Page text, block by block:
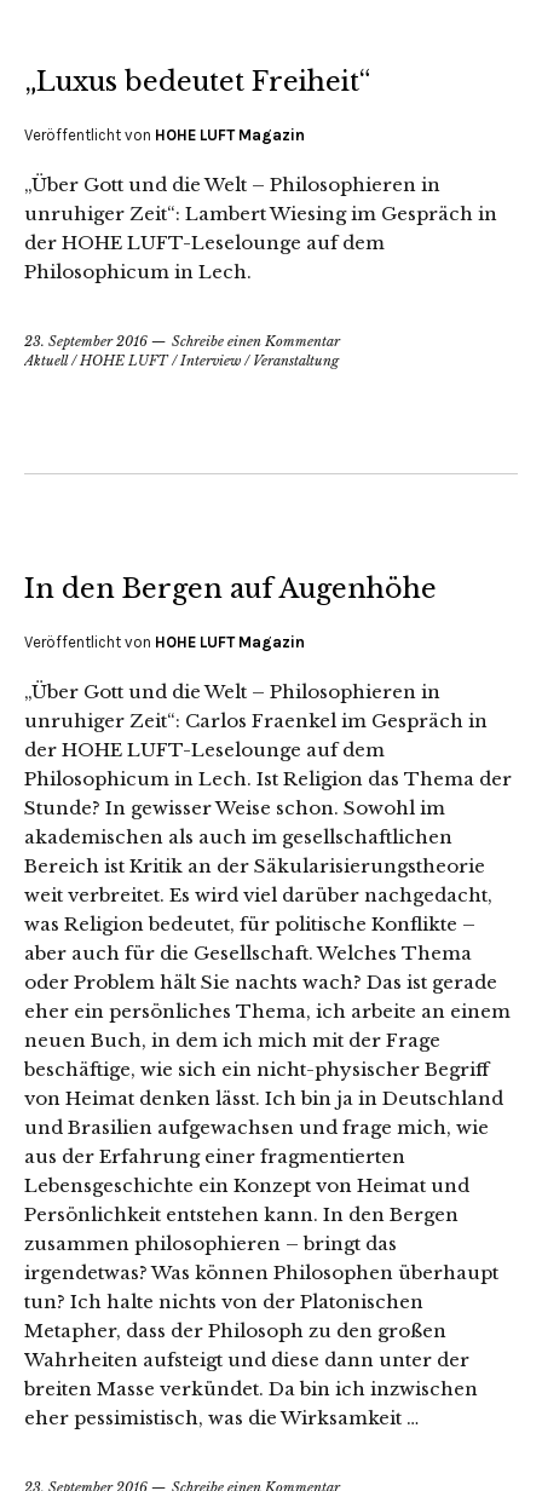
„Luxus bedeutet Freiheit“
Veröffentlicht von HOHE LUFT Magazin
„Über Gott und die Welt – Philosophieren in
unruhiger Zeit“: Lambert Wiesing im Gespräch in
der HOHE LUFT-Leselounge auf dem
Philosophicum in Lech.
23. September 2016
Schreibe einen Kommentar
Aktuell/HOHE LUFT/Interview / Veranstaltung
In den Bergen auf Augenhöhe
Veröffentlicht von HOHE LUFT Magazin
„Über Gott und die Welt – Philosophieren in
unruhiger Zeit“: Carlos Fraenkel im Gespräch in
der HOHE LUFT-Leselounge auf dem
Philosophicum in Lech. Ist Religion das Thema der
Stunde? In gewisser Weise schon. Sowohl im
akademischen als auch im gesellschaftlichen
Bereich ist Kritik an der Säkularisierungstheorie
weit verbreitet. Es wird viel darüber nachgedacht,
was Religion bedeutet, für politische Konflikte –
aber auch für die Gesellschaft. Welches Thema
oder Problem hält Sie nachts wach? Das ist gerade
eher ein persönliches Thema, ich arbeite an einem
neuen Buch, in dem ich mich mit der Frage
beschäftige, wie sich ein nicht-physischer Begriff
von Heimat denken lässt. Ich bin ja in Deutschland
und Brasilien aufgewachsen und frage mich, wie
aus der Erfahrung einer fragmentierten
Lebensgeschichte ein Konzept von Heimat und
Persönlichkeit entstehen kann. In den Bergen
zusammen philosophieren – bringt das
irgendetwas? Was können Philosophen überhaupt
tun? Ich halte nichts von der Platonischen
Metapher, dass der Philosoph zu den großen
Wahrheiten aufsteigt und diese dann unter der
breiten Masse verkündet. Da bin ich inzwischen
eher pessimistisch, was die Wirksamkeit …
23. September 2016 Schreibe einen Kommentar